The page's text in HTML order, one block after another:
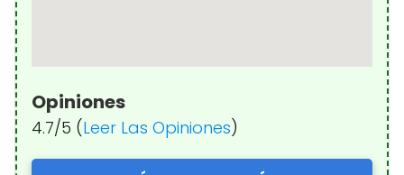
Opiniones
4.7/5 (Leer Las Opiniones)